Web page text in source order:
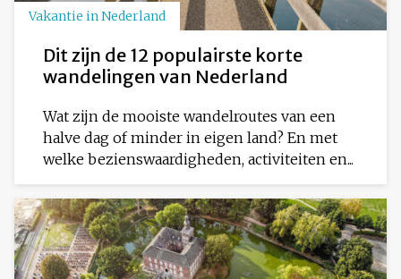
Vakantie in Nederland
Dit zijn de 12 populairste korte
wandelingen van Nederland
Wat zijn de mooiste wandelroutes van een
halve dag of minder in eigen land? En met
welke bezienswaardigheden, activiteiten en...